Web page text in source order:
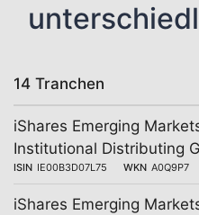
14 Tranchen
iShares Emerging
Institutional Distributing
ISIN IE00B3D07L75 WKN A0Q9P7
iShares Emerging